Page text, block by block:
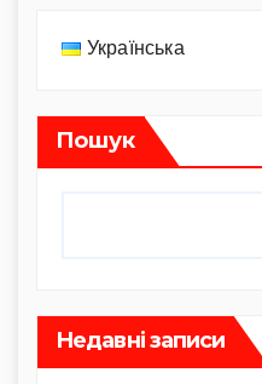
Українська
Пошук
Недавні записи